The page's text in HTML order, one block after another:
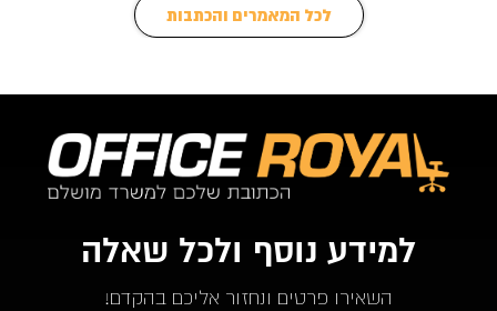
לכל המאמרים והכתבות
למידע נוסף ולכל שאלה
השאירו פרטים ונחזור אליכם בהקדם!